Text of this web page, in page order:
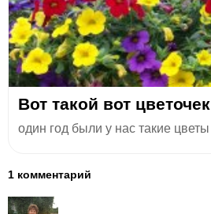
Вот такой вот цветочек
один год были у нас такие цветы
1 комментарий